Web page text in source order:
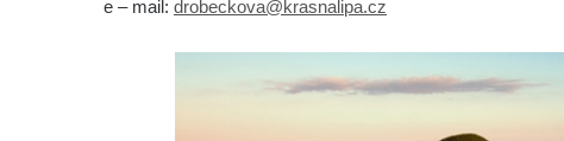
e – mail: drobeckova@krasnalipa.cz